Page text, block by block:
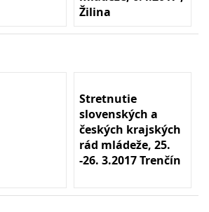
Žilina
Stretnutie
slovenských a
českých krajských
rád mládeže, 25.
-26. 3.2017 Trenčín